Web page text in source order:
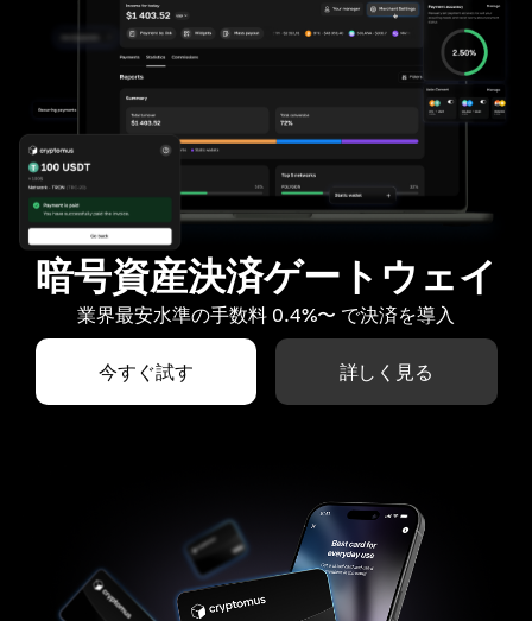
暗号資産決済ゲートウェイ
業界最安水準の手数料 0.4%〜 で決済を導入
今すぐ試す 詳しく見る